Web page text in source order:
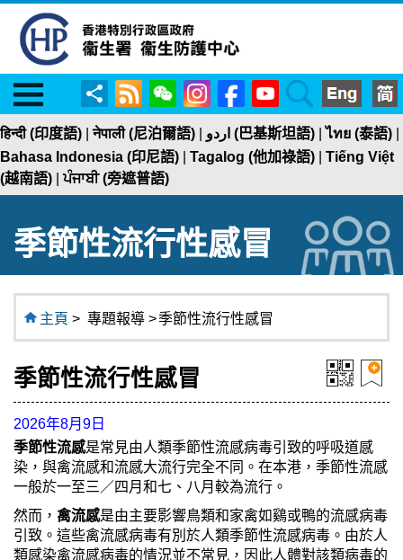
Menu
分
享
RSS WeChatInstagramFacebookYouTubeSearch
हिन्दी (印度語) |नेपाली (尼泊爾語) اردو (巴基斯坦語) |ไทย (泰語)
Bahasa Indonesia (印尼語)
Tagalog (他加祿語)
Tiếng Việt
(越南語) |ਪੰਜਾਬੀ (旁遮普語)
季節性流行性感冒
主頁 > 專題報導 >季節性流行性感冒
季節性流行性感冒
2026年8月9日
季節性流感是常見由人類季節性流感病毒引致的呼吸道感
染，與禽流感和流感大流行完全不同。在本港，季節性流感
一般於一至三／四月和七、八月較為流行。
然而， 禽流感是由主要影響鳥類和家禽如鷄或鴨的流感病毒
引致。這些禽流感病毒有別於人類季節性流感病毒。由於人
類感染禽流感病毒的情況並不常見，因此人體對該類病毒的